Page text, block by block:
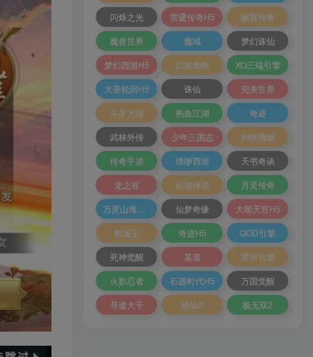
闪烁之光
雷霆传奇H5
幽冥传奇
魔兽世界
魔域
梦幻诛仙
梦幻西游H5
口袋觉醒
XO三端引擎
大圣轮回H5
诛仙
完美世界
斗罗大陆
热血江湖
奇迹
武林外传
少年三国志
剑侠情缘
传奇手游
缥缈西游
天书奇谈
龙之谷
仙境传说
月灵传奇
仙梦奇缘
大闹天宫H5
航海王
奇迹H5
GOD引擎
死神觉醒
某道
星河引擎
火影忍者
石器时代H5
万国觉醒
寻道大千
诛仙3 极无双2